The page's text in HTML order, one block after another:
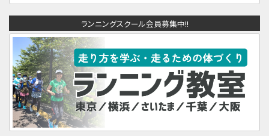
ランニングスクール会員募集中!!